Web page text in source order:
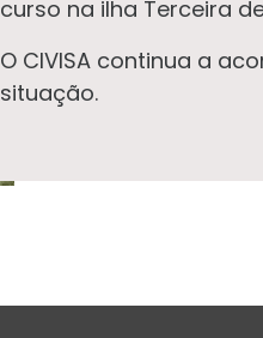
curso na ilha Terceira
O CIVISA continua a
situação.